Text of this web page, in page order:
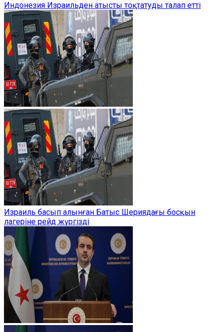
Индонезия Израильден атысты тоқтатуды талап етті
Израиль басып алынған Батыс Шериядағы босқын
лагеріне рейд жүргізді